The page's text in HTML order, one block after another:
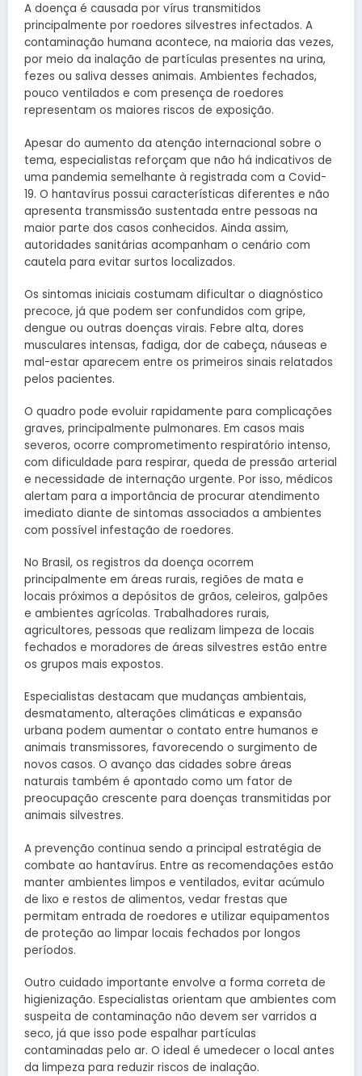
A doença é causada por vírus transmitidos
principalmente por roedores silvestres infectados. A
contaminação humana acontece, na maioria das vezes,
por meio da inalação de partículas presentes na urina,
fezes ou saliva desses animais. Ambientes fechados,
pouco ventilados e com presença de roedores
representam os maiores riscos de exposição.
Apesar do aumento da atenção internacional sobre o
tema, especialistas reforçam que não há indicativos de
uma pandemia semelhante à registrada com a Covid-
19. O hantavírus possui características diferentes e não
apresenta transmissão sustentada entre pessoas na
maior parte dos casos conhecidos. Ainda assim,
autoridades sanitárias acompanham o cenário com
cautela para evitar surtos localizados.
Os sintomas iniciais costumam dificultar o diagnóstico
precoce, já que podem ser confundidos com gripe,
dengue ou outras doenças virais. Febre alta, dores
musculares intensas, fadiga, dor de cabeça, náuseas e
mal-estar aparecem entre os primeiros sinais relatados
pelos pacientes.
O quadro pode evoluir rapidamente para complicações
graves, principalmente pulmonares. Em casos mais
severos, ocorre comprometimento respiratório intenso,
com dificuldade para respirar, queda de pressão arterial
e necessidade de internação urgente. Por isso, médicos
alertam para a importância de procurar atendimento
imediato diante de sintomas associados a ambientes
com possível infestação de roedores.
No Brasil, os registros da doença ocorrem
principalmente em áreas rurais, regiões de mata e
locais próximos a depósitos de grãos, celeiros, galpões
e ambientes agrícolas. Trabalhadores rurais,
agricultores, pessoas que realizam limpeza de locais
fechados e moradores de áreas silvestres estão entre
os grupos mais expostos.
Especialistas destacam que mudanças ambientais,
desmatamento, alterações climáticas e expansão
urbana podem aumentar o contato entre humanos e
animais transmissores, favorecendo o surgimento de
novos casos. O avanço das cidades sobre áreas
naturais também é apontado como um fator de
preocupação crescente para doenças transmitidas por
animais silvestres.
A prevenção continua sendo a principal estratégia de
combate ao hantavírus. Entre as recomendações estão
manter ambientes limpos e ventilados, evitar acúmulo
de lixo e restos de alimentos, vedar frestas que
permitam entrada de roedores e utilizar equipamentos
de proteção ao limpar locais fechados por longos
períodos.
Outro cuidado importante envolve a forma correta de
higienização. Especialistas orientam que ambientes com
suspeita de contaminação não devem ser varridos a
seco, já que isso pode espalhar partículas
contaminadas pelo ar. O ideal é umedecer o local antes
da limpeza para reduzir riscos de inalação.